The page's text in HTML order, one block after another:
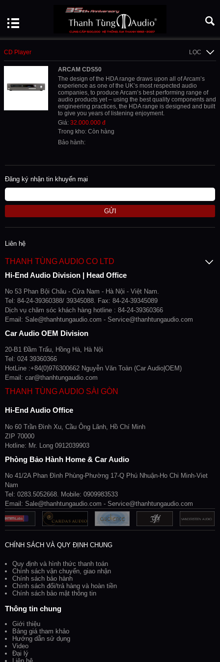
CD Player LỌC
ARCAM CDS50
The design of the HDA range draws upon all of Arcam’s
experience as one of the UK’s most respected audio
companies, to produce Arcam’s best performing range of
audio products yet – using the best quality components and
engineering practices, the HDA range is designed and built
to give you years of listening enjoyment.
Giá: 32.000.000 đ
Trong kho: Còn hàng
Bảo hành:
Đăng ký nhận tin khuyến mại
GỬI
Liên hệ
THANH TÙNG AUDIO CO LTD
Hi-End Audio Division | Head Office
No 53 Phan Bội Châu - Cửa Nam - Hà Nội - Việt Nam.
Tel: 84-24-39360388/ 39345088. Fax: 84-24-39345089
Dịch vụ chăm sóc khách hàng hotline : 84-24-39360366
Email: Sale@thanhtungaudio.com - Service@thanhtungaudio.com
Car Audio OEM Division
20-B1 Đầm Trấu, Hồng Hà, Hà Nội
Tel: 024 39360366
HotLine :+84(0)976300662 Nguyễn Văn Toàn (Car Audio|OEM)
Email: car@thanhtungaudio.com
THANH TÙNG AUDIO SÀI GÒN
Hi-End Audio Office
No 60 Trần Đình Xu, Cầu Ông Lãnh, Hồ Chí Minh
ZIP 70000
Hotline: Mr. Long 0912039903
Phòng Bảo Hành Home & Car Audio
No 41/2A Phan Đình Phùng-Phường 17-Q Phú Nhuận-Ho Chi Minh-Viet
Nam
Tel: 0283.5052668. Mobile: 0909983533
Email: Sale@thanhtungaudio.com - Service@thanhtungaudio.com
CHÍNH SÁCH VÀ QUY ĐỊNH CHUNG
Quy định và hình thức thanh toán
Chính sách vận chuyển, giao nhận
Chính sách bảo hành
Chính sách đổi/trả hàng và hoàn tiền
Chính sách bảo mật thông tin
Thông tin chung
Giới thiệu
Bảng giá tham khảo
Hướng dẫn sử dụng
Video
Đại lý